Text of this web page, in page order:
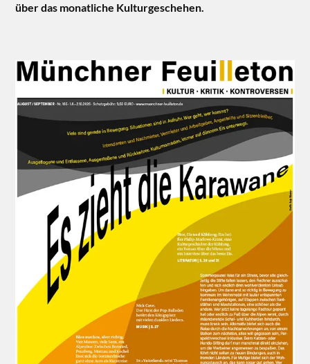
über das monatliche Kulturgeschehen.